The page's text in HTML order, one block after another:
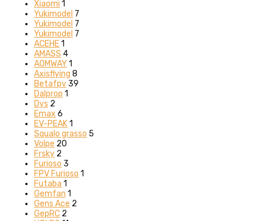
Xiaomi 1
Yukimodel 7
Yukimodel 7
Yukimodel 7
ACEHE1
AMASS 4
AOMWAY1
Axisflying 8
Betafpv 39
Dalprop 1
Dys 2
Emax 6
EV-PEAK1
Squalo grasso 5
Volpe 20
Frsky 2
Furioso 3
FPV Furioso 1
Futaba 1
Gemfan 1
Gens Ace 2
GepRC 2